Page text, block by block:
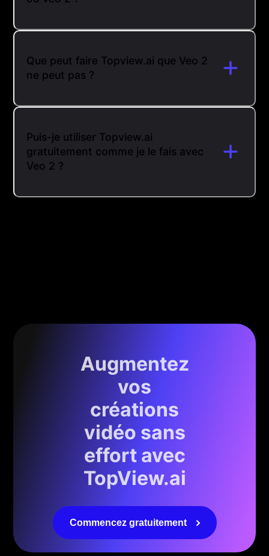
Que peut faire Topview.ai que Veo 2
ne peut pas ?
Puis-je utiliser Topview.ai
gratuitement comme je le fais avec
Veo 2 ?
Augmentez
vos
créations
vidéo sans
effort avec
TopView.ai
Commencez gratuitement